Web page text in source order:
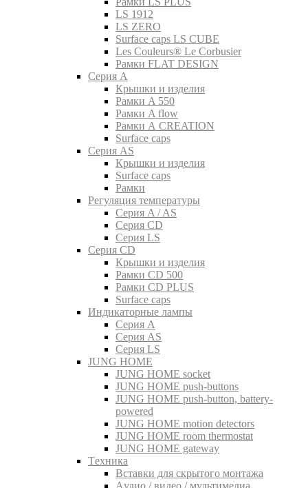
LS 1912
LS ZERO
Surface caps LS CUBE
Les Couleurs® Le Corbusier
Рамки FLAT DESIGN
Серия A
Крышки и изделия
Рамки A 550
Рамки A flow
Рамки A CREATION
Surface caps
Серия AS
Крышки и изделия
Surface caps
Рамки
Регуляция температуры
Серия A / AS
Серия CD
Серия LS
Серия CD
Крышки и изделия
Рамки CD 500
Рамки CD PLUS
Surface caps
Индикаторные лампы
Серия A
Серия AS
Серия LS
JUNG HOME
JUNG HOME socket
JUNG HOME push-buttons
JUNG HOME push-button, battery-
powered
JUNG HOME motion detectors
JUNG HOME room thermostat
JUNG HOME gateway
Tехника
Вставки для скрытого монтажа
Aудио / видео / мультимедиа